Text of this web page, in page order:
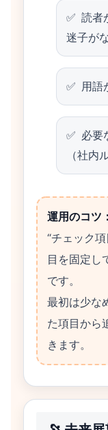
読者
迷子が
用語
必要
（社内
運用のコツ：
“チェック
目を固定し
です。
最初は少な
た項目から
きます。